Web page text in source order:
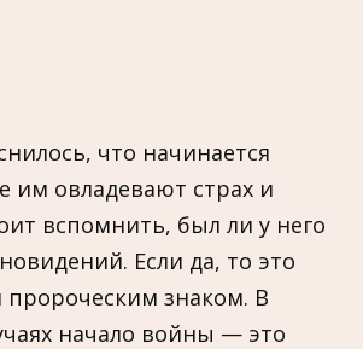
что начинается
им овладевают страх и
вспомнить, был ли у него
Если да, то это
пророческим знаком. В
начало войны — это